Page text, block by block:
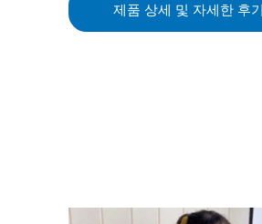
제품 상세 및 자세한 후